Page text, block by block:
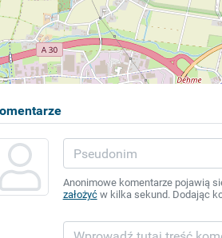
Anonimowe komentarze pojawią
założyćw kilka sekund. Dodając